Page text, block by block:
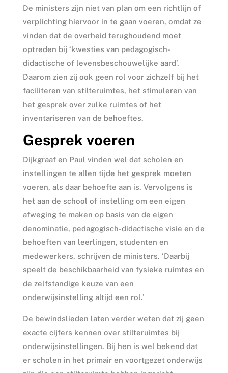
De ministers zijn niet van plan om een richtlijn of
verplichting hiervoor in te gaan voeren, omdat ze
vinden dat de overheid terughoudend moet
optreden bij ‘kwesties van pedagogisch-
didactische of levensbeschouwelijke aard’.
Daarom zien zij ook geen rol voor zichzelf bij het
faciliteren van stilteruimtes, het stimuleren van
het gesprek over zulke ruimtes of het
inventariseren van de behoeftes.
Gesprek voeren
Dijkgraaf en Paul vinden wel dat scholen en
instellingen te allen tijde het gesprek moeten
voeren, als daar behoefte aan is. Vervolgens is
het aan de school of instelling om een eigen
afweging te maken op basis van de eigen
denominatie, pedagogisch-didactische visie en de
behoeften van leerlingen, studenten en
medewerkers, schrijven de ministers. ‘Daarbij
speelt de beschikbaarheid van fysieke ruimtes en
de zelfstandige keuze van een
onderwijsinstelling altijd een rol.’
De bewindslieden laten verder weten dat zij geen
exacte cijfers kennen over stilteruimtes bij
onderwijsinstellingen. Bij hen is wel bekend dat
er scholen in het primair en voortgezet onderwijs